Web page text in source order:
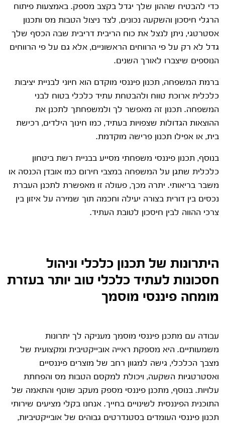
כדי להבטיח שההון שלך יגדל בקצב מספק. באמצעות פיתוח
הרגלי חיסכון והשקעה נכונים, לצד ניצול הטבות מס ותכנון
אסטרטגי, ניתן לנצל את כוח הריבית דריבית שבה הכסף שלך
גדל לא רק על פי הרווחים הראשוניים, אלא גם על פי הרווחים
הנוספים שיצברו לאורך השנים.
ברמת המשפחה, תכנון פיננסי מוקדם הוא חיוני לבניית יציבות
כלכלית ארוכת טווח ולהבטחת עתיד כלכלי בטוח לבני
המשפחה. תכנון זה מאפשר לך ולמשפחתך לתכנן את
ההוצאות הגדולות שצפויות בעתיד, כמו חינוך הילדים, רכישת
בית, או אפילו תכנון פרישה מוקדמת.
בנוסף, תכנון פיננסי משפחתי מסייע בבניית רשת ביטחון
כלכלית שתגן על המשפחה במצבי חירום כמו אובדן הכנסה או
משבר בריאותי. יתרה מכך, פעולה זו מאפשרת לתכנן העברת
נכסים בין דורית בצורה יעילה וחכמה תוך שמירה על איזון בין
צרכי ההווה לבין חיסכון לטובת העתיד.
היתרונות של תכנון כלכלי וניהול
חסכונות לעתיד כלכלי טוב יותר בעזרת
מומחה פיננסי מוסמך
עבודה עם מתכנן פיננסי מוסמך מעניקה לך יתרונות
משמעותיים. היא מספקת ראייה אובייקטיבית ומקצועית של
מצבך הכלכלי, גישה למגוון רחב של מוצרים פיננסיים
ואסטרטגיות השקעה, ויכולת למקסם הטבות מס והפחתת
עלויות. בנוסף, מתכנן פיננסי מספק מעקב שוטף והתאמה של
התוכנית הפיננסית לשינויים בחייך. אנחנו בקלי מציעים שירותי
תכנון פיננסי העומדים בסטנדרטים גבוהים של אובייקטיביות,